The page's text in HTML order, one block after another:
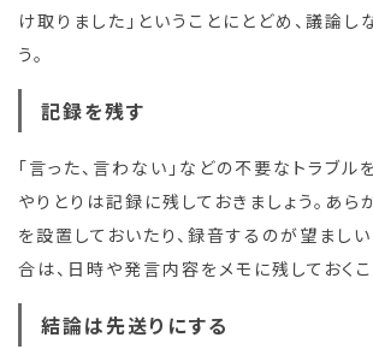
け取りました」ということにとどめ、議論し
う。
記録を残す
「言った、言わない」などの不要なトラブル
やりとりは記録に残しておきましょう。あら
を設置しておいたり、録音するのが望まし
合は、日時や発言内容をメモに残しておくこ
結論は先送りにする